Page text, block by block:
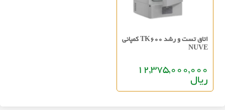
اتاق تست و رشد TK600 کمپانی
NUVE
12,375,000,000
ریال